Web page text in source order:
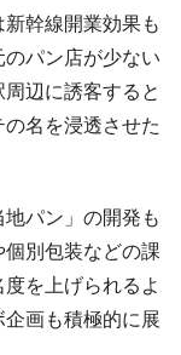
幹線開業効果も
パン店が少ない
辺に誘客すると
名を浸透させた
パン」の開発も
別包装などの課
を上げられるよ
画も積極的に展